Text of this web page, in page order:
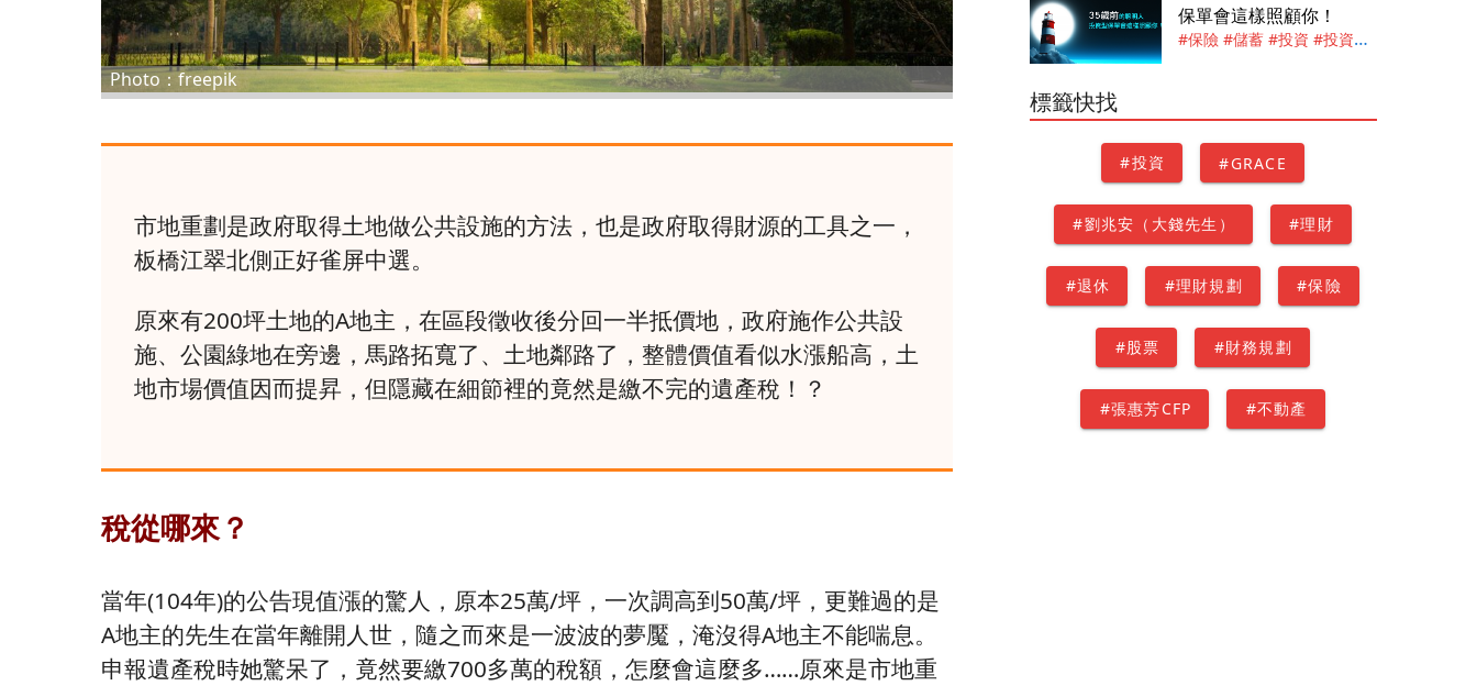
Photo：freepik
市地重劃是政府取得土地做公共設施的方法，也是政府取得財源的工具之一，
板橋江翠北側正好雀屏中選。
原來有200坪土地的A地主，在區段徵收後分回一半抵價地，政府施作公共設
施、公園綠地在旁邊，馬路拓寬了、土地鄰路了，整體價值看似水漲船高，土
地市場價值因而提昇，但隱藏在細節裡的竟然是繳不完的遺產稅！？
稅從哪來？
當年(104年)的公告現值漲的驚人，原本25萬/坪，一次調高到50萬/坪，更難過的是
A地主的先生在當年離開人世，隨之而來是一波波的夢魘，淹沒得A地主不能喘息。
申報遺產稅時她驚呆了，竟然要繳700多萬的稅額，怎麼會這麼多……原來是市地重
保單會這樣照顧你！
#保險 #儲蓄 #投資 #投資型
標籤快找
#投資 #GRACE
#劉兆安（大錢先生） #理財
#退休 #理財規劃 #保險
#股票 #財務規劃
#張惠芳CFP #不動產